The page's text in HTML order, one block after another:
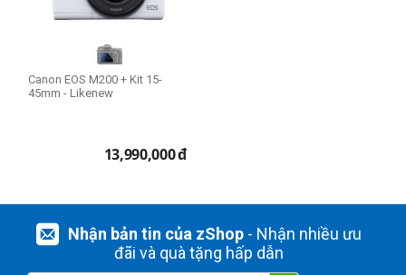
Canon EOS M200 + Kit 15-
45mm - Likenew
13,990,000đ
Nhận bản tin của zShop- Nhận nhiều ưu
đãi và quà tặng hấp dẫn